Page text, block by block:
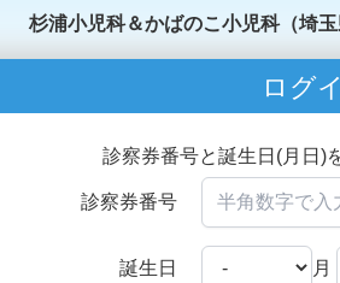
杉浦小児科＆かばのこ小児科（埼玉
ログ
診察券番号と誕生日(月日)
診察券番号
誕生日 月